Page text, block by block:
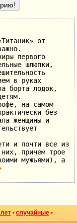
от
первого
шлюпки,
в руках
борта лодок,
на самом
без
женщины и
и почти все из
причем трое
мужьями), а
• случайные •